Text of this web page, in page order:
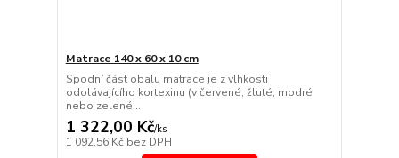
Matrace 140 x 60 x 10 cm
Spodní část obalu matrace je z vlhkosti
odolávajícího kortexinu (v červené, žluté, modré
nebo zelené...
1 322,00 Kč/ks
1 092,56 Kč bez DPH